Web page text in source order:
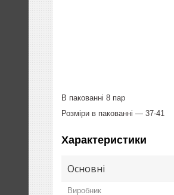
В пакованні 8 пар
Розміри в пакованні — 37-41
Характеристики
Основні
Виробник